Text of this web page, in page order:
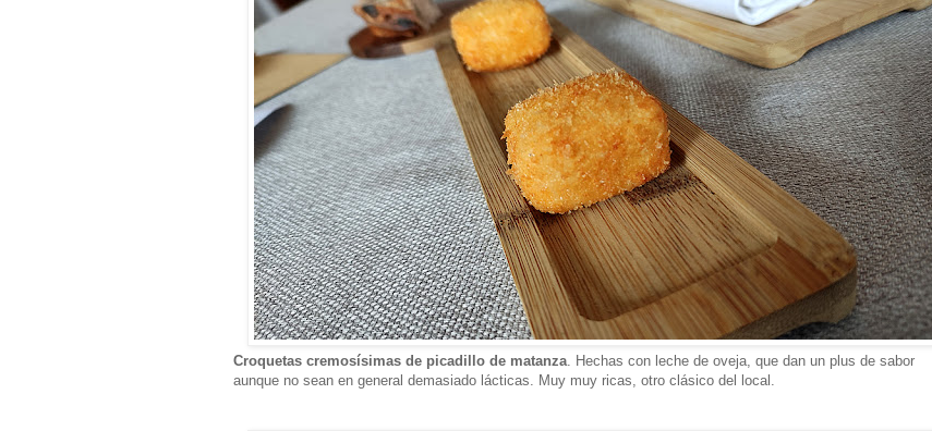
Croquetas cremosísimas de picadillo de matanza . Hechas con leche de oveja, que dan un plus de sabor
aunque no sean en general demasiado lácticas. Muy muy ricas, otro clásico del local.